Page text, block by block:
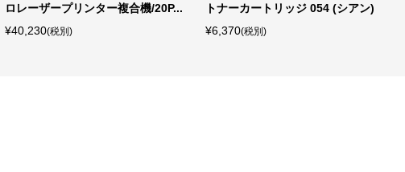
ロレーザープリンター複合機/20P...
¥40,230(税別)
トナーカートリッジ 054 (シアン)
¥6,370(税別)